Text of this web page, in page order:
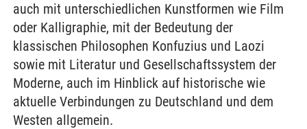
auch mit unterschiedlichen Kunstformen wie Film
oder Kalligraphie, mit der Bedeutung der
klassischen Philosophen Konfuzius und Laozi
sowie mit Literatur und Gesellschaftssystem der
Moderne, auch im Hinblick auf historische wie
aktuelle Verbindungen zu Deutschland und dem
Westen allgemein.